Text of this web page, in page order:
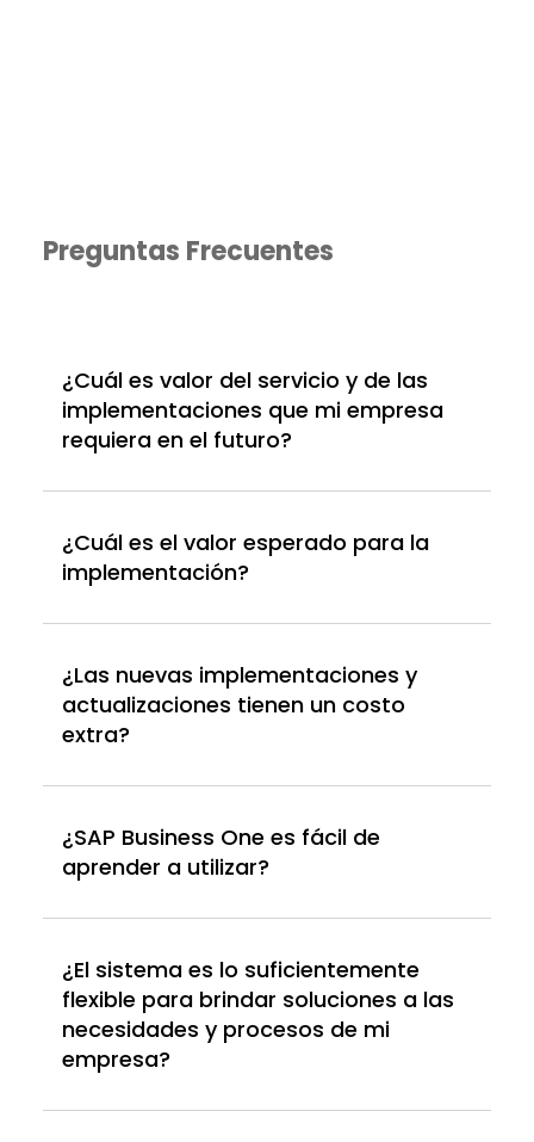
Preguntas Frecuentes
¿Cuál es valor del servicio y de las
implementaciones que mi empresa
requiera en el futuro?
¿Cuál es el valor esperado para la
implementación?
¿Las nuevas implementaciones y
actualizaciones tienen un costo
extra?
¿SAP Business One es fácil de
aprender a utilizar?
¿El sistema es lo suficientemente
flexible para brindar soluciones a las
necesidades y procesos de mi
empresa?